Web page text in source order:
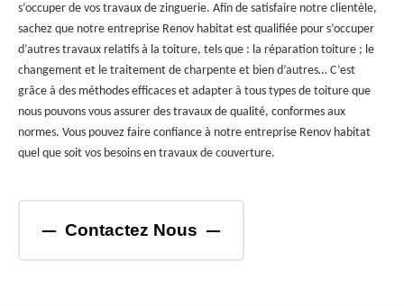
s’occuper de vos travaux de zinguerie. Afin de satisfaire notre clientèle,
sachez que notre entreprise Renov habitat est qualifiée pour s’occuper
d’autres travaux relatifs à la toiture, tels que : la réparation toiture ; le
changement et le traitement de charpente et bien d’autres… C’est
grâce à des méthodes efficaces et adapter à tous types de toiture que
nous pouvons vous assurer des travaux de qualité, conformes aux
normes. Vous pouvez faire confiance à notre entreprise Renov habitat
quel que soit vos besoins en travaux de couverture.
Contactez Nous